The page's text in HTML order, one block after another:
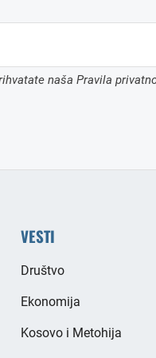
naša Pravila
VESTI
Društvo
Ekonomija
Kosovo i Metohija